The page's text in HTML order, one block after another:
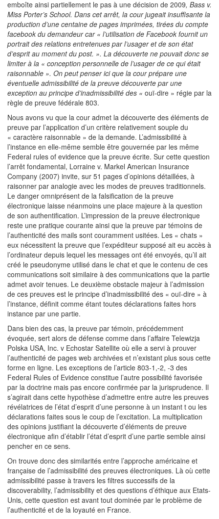
emboîte ainsi partiellement le pas à une décision de 2009, Bass v.
Miss Porter’s School. Dans cet arrêt, la cour jugeait insuffisante la
production d’une centaine de pages imprimées, tirées du compte
facebook du demandeur car « l’utilisation de Facebook fournit un
portrait des relations entretenues par l’usager et de son état
d’esprit au moment du post. ». La découverte ne pouvait donc se
limiter à la « conception personnelle de l’usager de ce qui était
raisonnable ». On peut penser ici que la cour prépare une
éventuelle admissibilité de la preuve découverte par une
exception au principe d’inadmissibilité des « ouï-dire » régie par la
règle de preuve fédérale 803.
Nous avons vu que la cour admet la découverte des éléments de
preuve par l’application d’un critère relativement souple du
« caractère raisonnable » de la demande. L’admissibilité à
l’instance en elle-même semble être gouvernée par les même
Federal rules of evidence que la preuve écrite. Sur cette question
l’arrêt fondamental, Lorraine v. Markel American Insurance
Company (2007) invite, sur 51 pages d’opinions détaillées, à
raisonner par analogie avec les modes de preuves traditionnels.
Le danger omniprésent de la falsification de la preuve
électronique laisse néanmoins une place majeure à la question
de son authentification. L’impression de la preuve électronique
reste une pratique courante ainsi que la preuve par témoins de
l’authenticité des mails sont couramment usitées. Les « chats »
eux nécessitent la preuve que l’expéditeur supposé ait eu accès à
l’ordinateur depuis lequel les messages ont été envoyés, qu’il ait
créé le pseudonyme utilisé dans le chat et que le contenu de ces
communications soit similaire à des communications que la partie
admet avoir tenues. Le deuxième obstacle majeur à l’admission
de ces preuves est le principe d’inadmissibilité des « ouï-dire » à
l’instance, définit comme étant toutes déclarations faites hors
instance par une partie.
Dans bien des cas, la preuve par témoin, précédemment
évoquée, sert alors de défense comme dans l’affaire Telewizja
Polska USA, Inc. v Echostar Satellite où elle a servi à prouver
l’authenticité de pages web archivées et n’existant plus sous cette
forme en ligne. Les exceptions de l’article 803-1,-2, -3 des
Federal Rules of Evidence constitue l’autre possibilité favorisée
par la doctrine mais pas encore confirmée par la jurisprudence. Il
s’agirait dans cette hypothèse d’admettre entre autre les preuves
révélatrices de l’état d’esprit d’une personne à un instant t ou les
déclarations faites sous le coup de l’excitation. La multiplication
des opinions justifiant la découverte d’éléments de preuve
électronique afin d’établir l’état d’esprit d’une partie semble ainsi
pencher en ce sens.
On trouve donc des similarités entre l’approche américaine et
française de l’admissibilité des preuves électroniques. Là où cette
admissibilité passe à travers les filtres successifs de la
discoverability, l’admissibility et des questions d’éthique aux Etats-
Unis, cette question est avant tout dominée par le problème de
l’authenticité et de la loyauté en France.